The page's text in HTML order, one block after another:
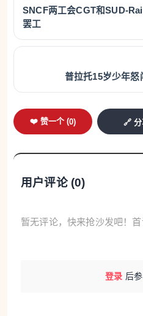
SNCF两工会CGT和SUD-
罢工
普拉托15岁少年怒
❤️ 赞一个 (0) 🔗
用户评论 (0)
暂无评论，快来抢沙发吧！首
登录 后